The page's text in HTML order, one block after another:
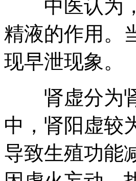
中医认为，
精液的作用。
现早泄现象。
肾虚分为肾
中，肾阳虚较
导致生殖功能